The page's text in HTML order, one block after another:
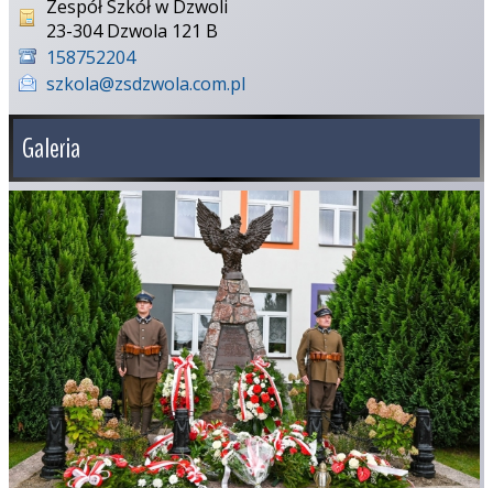
Zespół Szkół w Dzwoli
23-304 Dzwola 121 B
158752204
szkola@zsdzwola.com.pl
Galeria